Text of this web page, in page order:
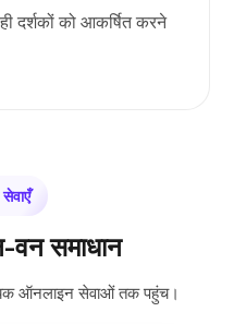
दर्शकों को आकर्षित करने
समाधान
ऑनलाइन सेवाओं तक पहुंच।